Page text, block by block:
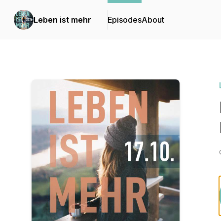
Leben ist mehr EpisodesAbout